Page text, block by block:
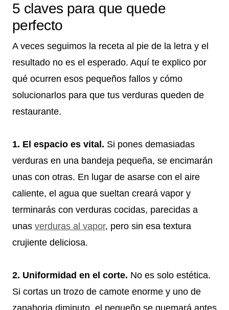
5 claves para que quede
perfecto
A veces seguimos la receta al pie de la letra y el
resultado no es el esperado. Aquí te explico por
qué ocurren esos pequeños fallos y cómo
solucionarlos para que tus verduras queden de
restaurante.
1. El espacio es vital. Si pones demasiadas
verduras en una bandeja pequeña, se encimarán
unas con otras. En lugar de asarse con el aire
caliente, el agua que sueltan creará vapor y
terminarás con verduras cocidas, parecidas a
unas verduras al vapor, pero sin esa textura
crujiente deliciosa.
2. Uniformidad en el corte. No es solo estética.
Si cortas un trozo de camote enorme y uno de
zanahoria diminuto, el pequeño se quemará antes